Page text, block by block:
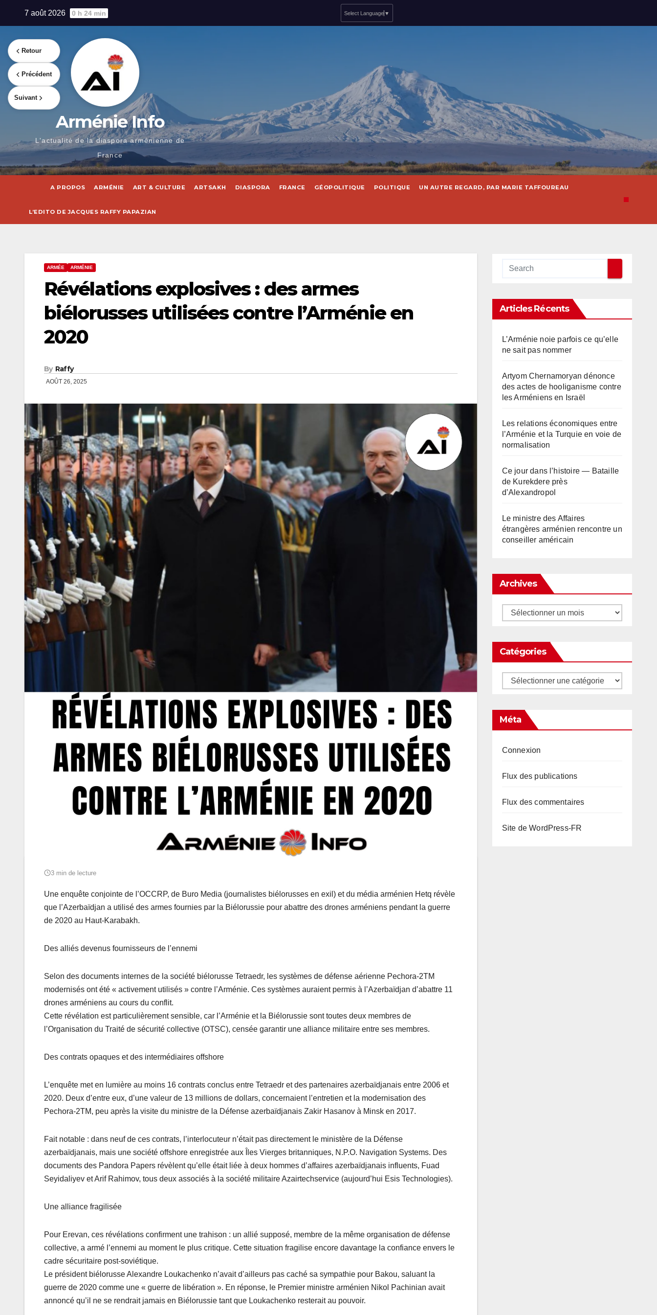
7 août 2026 0 h 24 min Select Language ▼
Arménie Info
L'actualité de la diaspora arménienne de
France
A PROPOS ARMÉNIE ART & CULTURE ARTSAKH DIASPORA FRANCE GÉOPOLITIQUE POLITIQUE UN AUTRE REGARD, PAR MARIE TAFFOUREAU
L’EDITO DE JACQUES RAFFY PAPAZIAN
ARMÉE ARMÉNIE
Révélations explosives : des armes
biélorusses utilisées contre l’Arménie en
2020
By Raffy
AOÛT 26, 2025
3 min de lecture
Une enquête conjointe de l’OCCRP, de Buro Media (journalistes biélorusses en exil) et du média arménien Hetq révèle
que l’Azerbaïdjan a utilisé des armes fournies par la Biélorussie pour abattre des drones arméniens pendant la guerre
de 2020 au Haut-Karabakh.
Des alliés devenus fournisseurs de l’ennemi
Selon des documents internes de la société biélorusse Tetraedr, les systèmes de défense aérienne Pechora-2TM
modernisés ont été « activement utilisés » contre l’Arménie. Ces systèmes auraient permis à l’Azerbaïdjan d’abattre 11
drones arméniens au cours du conflit.
Cette révélation est particulièrement sensible, car l’Arménie et la Biélorussie sont toutes deux membres de
l’Organisation du Traité de sécurité collective (OTSC), censée garantir une alliance militaire entre ses membres.
Des contrats opaques et des intermédiaires offshore
L’enquête met en lumière au moins 16 contrats conclus entre Tetraedr et des partenaires azerbaïdjanais entre 2006 et
2020. Deux d’entre eux, d’une valeur de 13 millions de dollars, concernaient l’entretien et la modernisation des
Pechora-2TM, peu après la visite du ministre de la Défense azerbaïdjanais Zakir Hasanov à Minsk en 2017.
Fait notable : dans neuf de ces contrats, l’interlocuteur n’était pas directement le ministère de la Défense
azerbaïdjanais, mais une société offshore enregistrée aux Îles Vierges britanniques, N.P.O. Navigation Systems. Des
documents des Pandora Papers révèlent qu’elle était liée à deux hommes d’affaires azerbaïdjanais influents, Fuad
Seyidaliyev et Arif Rahimov, tous deux associés à la société militaire Azairtechservice (aujourd’hui Esis Technologies).
Une alliance fragilisée
Pour Erevan, ces révélations confirment une trahison : un allié supposé, membre de la même organisation de défense
collective, a armé l’ennemi au moment le plus critique. Cette situation fragilise encore davantage la confiance envers le
cadre sécuritaire post-soviétique.
Le président biélorusse Alexandre Loukachenko n’avait d’ailleurs pas caché sa sympathie pour Bakou, saluant la
guerre de 2020 comme une « guerre de libération ». En réponse, le Premier ministre arménien Nikol Pachinian avait
annoncé qu’il ne se rendrait jamais en Biélorussie tant que Loukachenko resterait au pouvoir.
Articles Récents
L’Arménie noie parfois ce qu’elle
ne sait pas nommer
Artyom Chernamoryan dénonce
des actes de hooliganisme contre
les Arméniens en Israël
Les relations économiques entre
l’Arménie et la Turquie en voie de
normalisation
Ce jour dans l’histoire — Bataille
de Kurekdere près
d’Alexandropol
Le ministre des Affaires
étrangères arménien rencontre un
conseiller américain
Archives
Archives
Catégories
Catégories
Méta
Connexion
Flux des publications
Flux des commentaires
Site de WordPress-FR
Retour
Précédent
Suivant